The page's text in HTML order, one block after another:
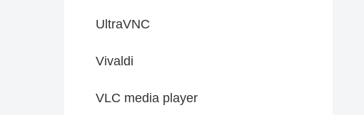
UltraVNC
Vivaldi
VLC media player